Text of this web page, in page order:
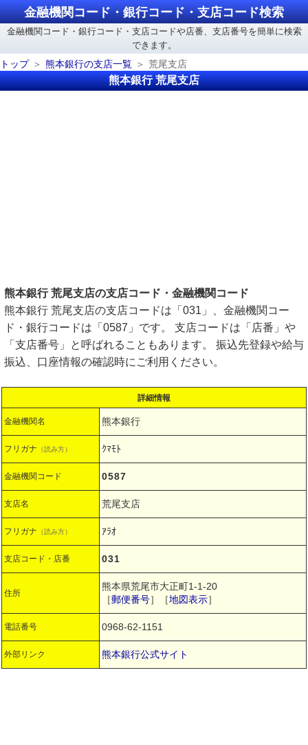
金融機関コード・銀行コード・支店コード検索
金融機関コード・銀行コード・支店コードや店番、支店番号を簡単に検索
できます。
トップ
熊本銀行の支店一覧 荒尾支店
熊本銀行 荒尾支店
熊本銀行 荒尾支店の支店コード・金融機関コード
熊本銀行 荒尾支店の支店コードは「031」、金融機関コー
ド・銀行コードは「0587」です。 支店コードは「店番」や
「支店番号」と呼ばれることもあります。 振込先登録や給与
振込、口座情報の確認時にご利用ください。
詳細情報
金融機関名 熊本銀行
フリガナ （読み方） ｸﾏﾓﾄ
金融機関コード 0587
支店名 荒尾支店
フリガナ （読み方） ｱﾗｵ
支店コード・店番 031
住所
熊本県荒尾市大正町1-1-20
［郵便番号］［地図表示］
電話番号 0968-62-1151
外部リンク 熊本銀行公式サイト